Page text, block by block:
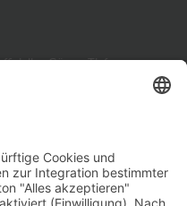
Görres-Tiefgarage.